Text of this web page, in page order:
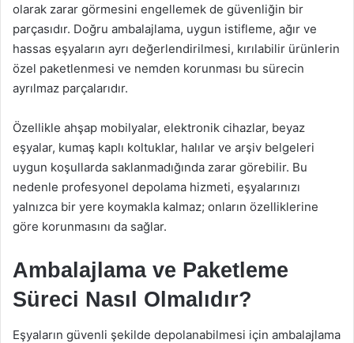
olarak zarar görmesini engellemek de güvenliğin bir
parçasıdır. Doğru ambalajlama, uygun istifleme, ağır ve
hassas eşyaların ayrı değerlendirilmesi, kırılabilir ürünlerin
özel paketlenmesi ve nemden korunması bu sürecin
ayrılmaz parçalarıdır.
Özellikle ahşap mobilyalar, elektronik cihazlar, beyaz
eşyalar, kumaş kaplı koltuklar, halılar ve arşiv belgeleri
uygun koşullarda saklanmadığında zarar görebilir. Bu
nedenle profesyonel depolama hizmeti, eşyalarınızı
yalnızca bir yere koymakla kalmaz; onların özelliklerine
göre korunmasını da sağlar.
Ambalajlama ve Paketleme
Süreci Nasıl Olmalıdır?
Eşyaların güvenli şekilde depolanabilmesi için ambalajlama